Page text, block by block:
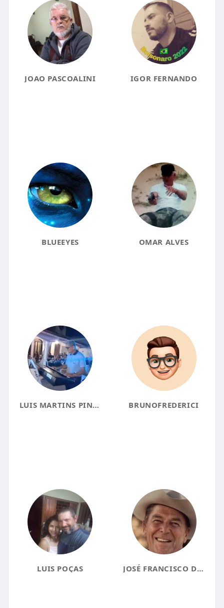
JOAO PASCOALINI IGOR FERNANDO
BLUEEYES OMAR ALVES
LUIS MARTINS PINHEIRO BRUNOFREDERICI
LUIS POÇAS JOSÉ FRANCISCO DESTRO